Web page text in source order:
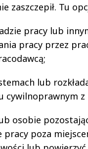
zaszczepił. Tu
pracy lub
pracy przez
lub
cywilnoprawnym
osobie
pracy poza